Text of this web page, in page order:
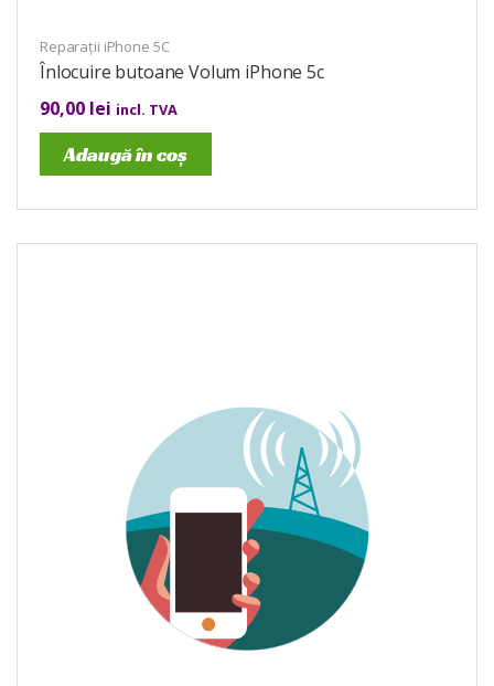
Reparații iPhone 5C
Înlocuire butoane Volum iPhone 5c
90,00 lei incl. TVA
Adaugă în coș